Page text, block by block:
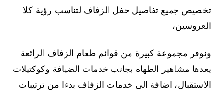
تخصيص جميع تفاصيل حفل الزفاف لتناسب رؤية كلا
العروسين،
ونوفر مجموعة كبيرة من قوائم طعام الزفاف الرائعة
يعدها مشاهير الطهاه بجانب خدمات الضيافة وكوكتيلات
الاستقبال، اضافة الى خدمات الزفاف بدءا من ترتيبات